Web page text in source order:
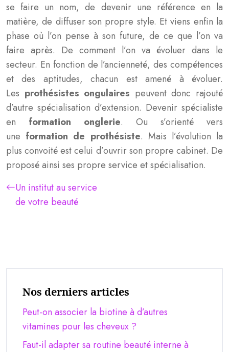
se faire un nom, de devenir une référence en la
matière, de diffuser son propre style. Et viens enfin la
phase où l’on pense à son future, de ce que l’on va
faire après. De comment l’on va évoluer dans le
secteur. En fonction de l’ancienneté, des compétences
et des aptitudes, chacun est amené à évoluer.
Les prothésistes ongulaires peuvent donc rajouté
d’autre spécialisation d’extension. Devenir spécialiste
en formation onglerie. Ou s’orienté vers
une formation de prothésiste. Mais l’évolution la
plus convoité est celui d’ouvrir son propre cabinet. De
proposé ainsi ses propre service et spécialisation.
Un institut au service
de votre beauté
Nos derniers articles
Peut-on associer la biotine à d’autres
vitamines pour les cheveux ?
Faut-il adapter sa routine beauté interne à